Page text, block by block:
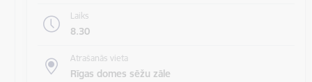
Laiks
8.30
Atrašanās vieta
Rīgas domes sēžu zāle